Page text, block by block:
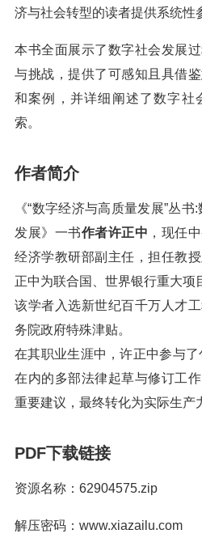
济与社会转型的读者提供系统性
本书全面展示了数字社会发展
与挑战，提供了可感知且具借
和案例，并详细阐述了数字社
索。
作者简介
《“数字经济与高质量发展”丛
发展》一书作者许正中 ，现任
经济学教研部副主任，担任教
正中为联合国、世界银行重大项
该学者入选新世纪百千万人才
务院政府特殊津贴。
在其职业生涯中，许正中参与了
在内的多部法律起草与修订工
重要建议，最终转化为实际生产
PDF下载链接
资源名称：62904575.zip
解压密码：www.xiazailu.com